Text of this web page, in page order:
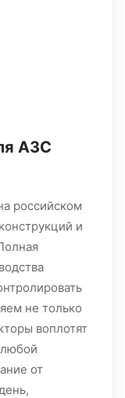
АЗС
российском
и
не только
воплотят
от